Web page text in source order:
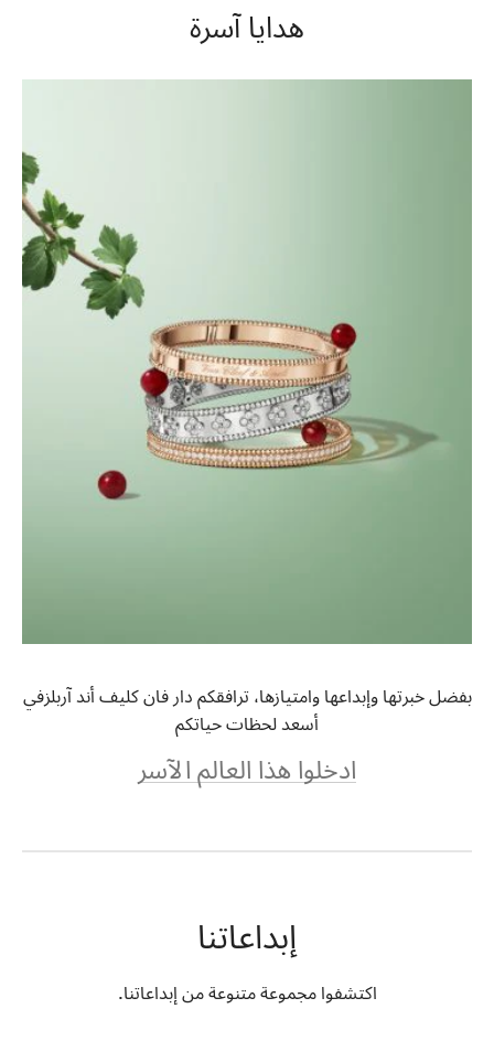
هدايا آسرة
بفضل خبرتها وإبداعها وامتيازها، ترافقكم دار فان كليف أند آربلزفي
أسعد لحظات حياتكم
ادخلوا هذا العالم الآسر
إبداعاتنا
اكتشفوا مجموعة متنوعة من إبداعاتنا.